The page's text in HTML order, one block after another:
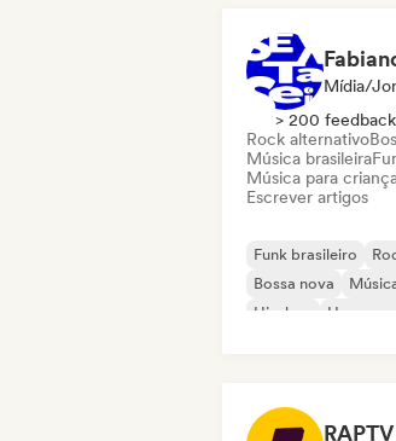
Mídia/
> 200
Rock alternativo
Música brasileira
Música para
Escrever artigos
Funk brasileiro
Bossa nova
Hip-hop
House
RAPTV